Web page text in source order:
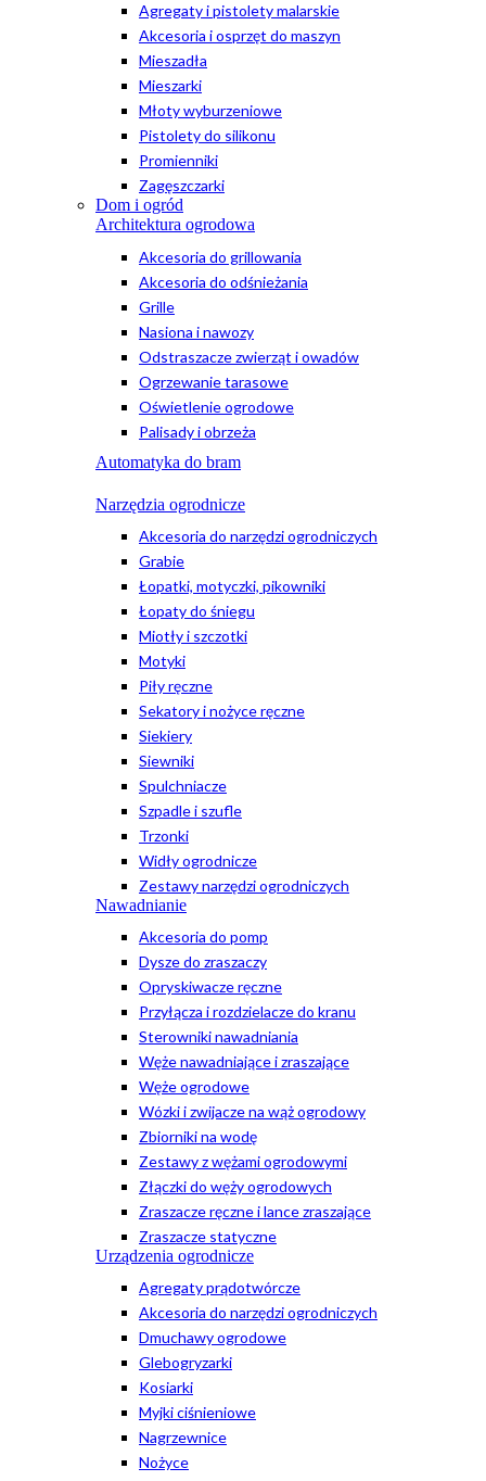
Agregaty i pistolety malarskie
Akcesoria i osprzęt do maszyn
Mieszadła
Mieszarki
Młoty wyburzeniowe
Pistolety do silikonu
Promienniki
Zagęszczarki
Dom i ogród
Architektura ogrodowa
Akcesoria do grillowania
Akcesoria do odśnieżania
Grille
Nasiona i nawozy
Odstraszacze zwierząt i owadów
Ogrzewanie tarasowe
Oświetlenie ogrodowe
Palisady i obrzeża
Automatyka do bram
Narzędzia ogrodnicze
Akcesoria do narzędzi ogrodniczych
Grabie
Łopatki, motyczki, pikowniki
Łopaty do śniegu
Miotły i szczotki
Motyki
Piły ręczne
Sekatory i nożyce ręczne
Siekiery
Siewniki
Spulchniacze
Szpadle i szufle
Trzonki
Widły ogrodnicze
Zestawy narzędzi ogrodniczych
Nawadnianie
Akcesoria do pomp
Dysze do zraszaczy
Opryskiwacze ręczne
Przyłącza i rozdzielacze do kranu
Sterowniki nawadniania
Węże nawadniające i zraszające
Węże ogrodowe
Wózki i zwijacze na wąż ogrodowy
Zbiorniki na wodę
Zestawy z wężami ogrodowymi
Złączki do węży ogrodowych
Zraszacze ręczne i lance zraszające
Zraszacze statyczne
Urządzenia ogrodnicze
Agregaty prądotwórcze
Akcesoria do narzędzi ogrodniczych
Dmuchawy ogrodowe
Glebogryzarki
Kosiarki
Myjki ciśnieniowe
Nagrzewnice
Nożyce